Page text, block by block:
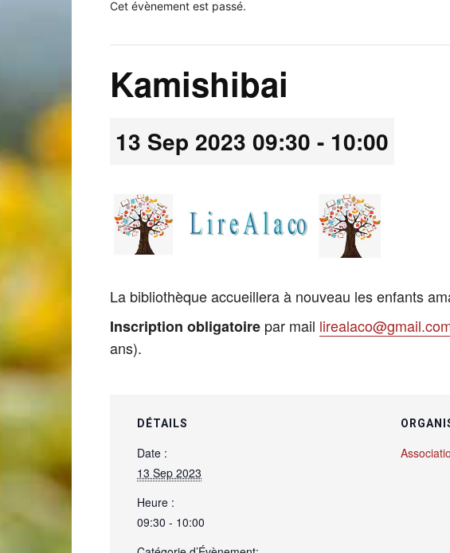
Laconnex
Cet évènement est passé.
Kamishibai
13 Sep 2023 09:30 - 10:00
La bibliothèque accueillera à nouveau les enfants
Inscription obligatoire par mail
ans).
DÉTAILS
Date :
13 Sep 2023
Heure :
09:30 - 10:00